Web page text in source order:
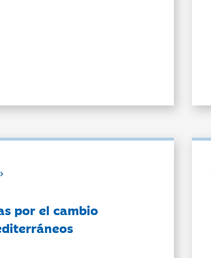
por el cambio